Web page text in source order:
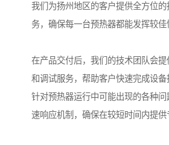
我们为扬州地区的客户提供全方位
务，确保每一台预热器都能发挥较佳
在产品交付后，我们的技术团队会
和调试服务，帮助客户快速完成设备
针对预热器运行中可能出现的各种
速响应机制，确保在较短时间内提供